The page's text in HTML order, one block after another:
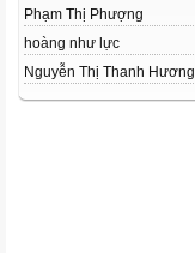
Phạm Thị Phượng
hoàng như lực
Nguyễn Thị Thanh Hương